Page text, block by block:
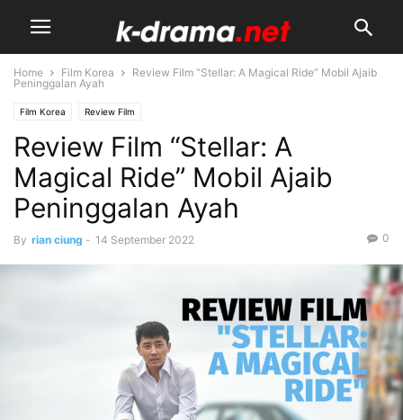
Home Film Korea
Review Film “Stellar: A Magical Ride” Mobil Ajaib
Peninggalan Ayah
Film Korea Review Film
Review Film “Stellar: A
Magical Ride” Mobil Ajaib
Peninggalan Ayah
By rian ciung - 14 September 2022 0